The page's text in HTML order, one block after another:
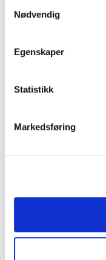
Nødvendig
Egenskaper
Statistikk
Markedsføring
arrangeres i regi av
gjennomføres på et
fokus på den
er likevel ingen
Human-Etisk
samarbeide med de
for å skape de
ønsker det kan
Hvor kan
seremoni